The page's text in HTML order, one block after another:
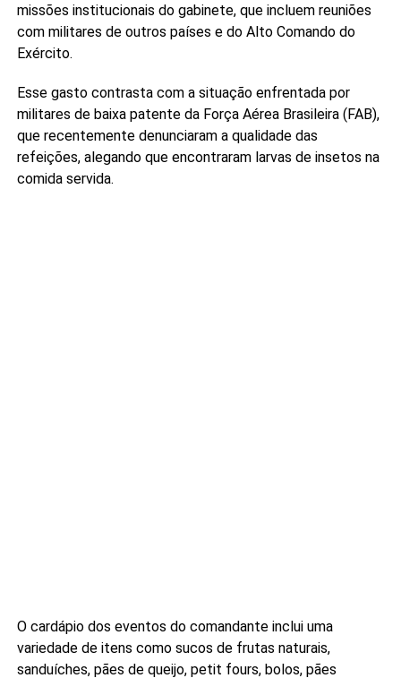
missões institucionais do gabinete, que incluem reuniões
com militares de outros países e do Alto Comando do
Exército.
Esse gasto contrasta com a situação enfrentada por
militares de baixa patente da Força Aérea Brasileira (FAB),
que recentemente denunciaram a qualidade das
refeições, alegando que encontraram larvas de insetos na
comida servida.
O cardápio dos eventos do comandante inclui uma
variedade de itens como sucos de frutas naturais,
sanduíches, pães de queijo, petit fours, bolos, pães